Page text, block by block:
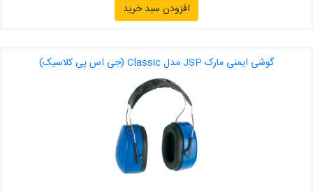
افزودن سبد خرید
گوشی ایمنی مارک JSP مدل Classic (جی اس پی کلاسیک)